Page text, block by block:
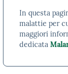
In questa
malattie per
maggiori
dedicata